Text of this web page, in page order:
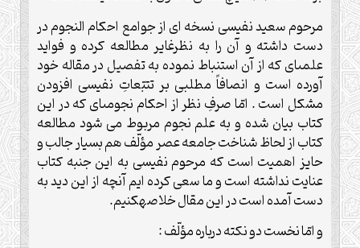
مرحوم سعيد نفيسى نسخه اى از جوامع احكام النجوم در
دست داشته و آن را به نظرغاير مطالعه كرده و فوايد
علمى‏اى كه از آن استنباط نموده به تفصيل در مقاله خود
آورده است و انصافاً مطلبى بر تتبّعاتِ نفيسى افزودن
مشكل است . امّا صرفِ نظر از احكام نجومى‏اى ‏كه در اين
‏كتاب بيان شده و به علم نجوم مربوط مى شود مطالعه
كتاب از لحاظ شناخت جامعه عصر مؤلّف هم بسيار جالب و
حايز اهميت است كه مرحوم نفيسى به اين جنبه كتاب
عنايت نداشته است و ما سعى كرده ايم آنچه از اين ديد به
دست آمده است در اين مقال خلاصه‏كنيم.
و امّا نخست دو نكته درباره مؤلّف :